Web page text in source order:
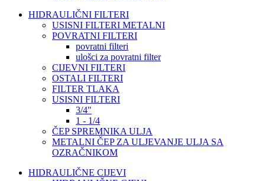
HIDRAULIČNI FILTERI
USISNI FILTERI METALNI
POVRATNI FILTERI
povratni filteri
ulošci za povratni filter
CIJEVNI FILTERI
OSTALI FILTERI
FILTER TLAKA
USISNI FILTERI
3/4"
1 - 1/4
ČEP SPREMNIKA ULJA
METALNI ČEP ZA ULJEVANJE ULJA SA
OZRAČNIKOM
HIDRAULIČNE CIJEVI